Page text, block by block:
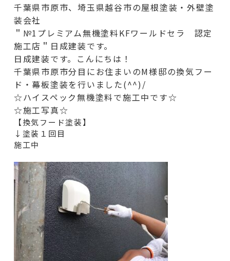
千葉県市原市、埼玉県越谷市の屋根塗装・外壁塗
装会社
＂№1プレミアム無機塗料KFワールドセラ 認定
施工店＂日成建装です。
日成建装です。こんにちは！
千葉県市原市分目にお住まいのM様邸の換気フー
ド・幕板塗装を行いました(^^)/
☆ハイスペック無機塗料で施工中です☆
☆施工写真☆
【換気フード塗装】
↓塗装１回目
施工中